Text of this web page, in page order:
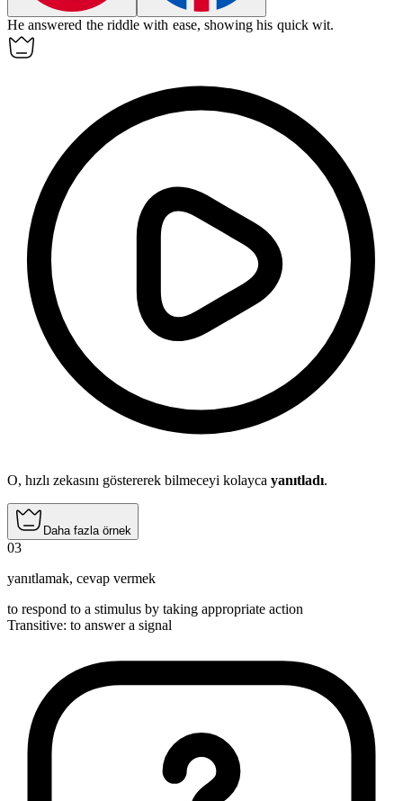
Heanswered the riddle with ease, showing his quick wit.
O, hızlı zekasını göstererek bilmeceyi kolayca yanıtladı.
Daha fazla örnek
03
yanıtlamak, cevap vermek
to respond to a stimulus by taking appropriate action
Transitive: to answera signal